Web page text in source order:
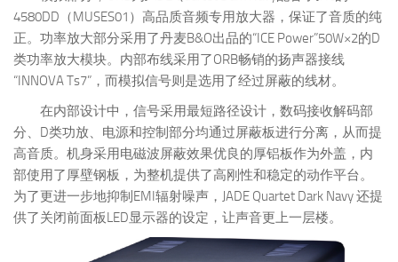
4580DD（MUSES01）高品质音频专用放大器，保证了音质的纯
正。功率放大部分采用了丹麦B&O出品的“ICE Power”50W×2的D
类功率放大模块。内部布线采用了ORB畅销的扬声器接线
“INNOVA Ts7”，而模拟信号则是选用了经过屏蔽的线材。
在内部设计中，信号采用最短路径设计，数码接收解码部
分、D类功放、电源和控制部分均通过屏蔽板进行分离，从而提
高音质。机身采用电磁波屏蔽效果优良的厚铝板作为外盖，内
部使用了厚壁钢板，为整机提供了高刚性和稳定的动作平台。
为了更进一步地抑制EMI辐射噪声，JADE Quartet Dark Navy 还提
供了关闭前面板LED显示器的设定，让声音更上一层楼。